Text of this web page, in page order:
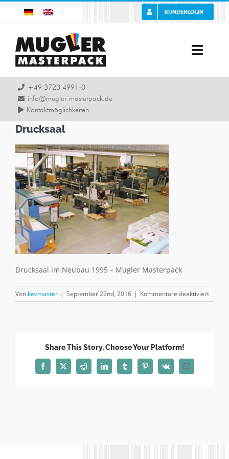
Zum
KUNDENLOGIN
Toggle
Unternehmen
Karriere
Leistung
Produkte
Branchen
+49 3723 4991-0
info@mugler-masterpack.de
Kontaktmöglichkeiten
Drucksaal
Drucksaal im Neubau 1995 – Mugler Masterpack
Von kevmaster | September 22nd, 2016 | Kommentare deaktiviertfür
Share This Story, Choose Your Platform!
Facebook
X Reddit LinkedInTumblrPinterest
Vk
E-
Mail